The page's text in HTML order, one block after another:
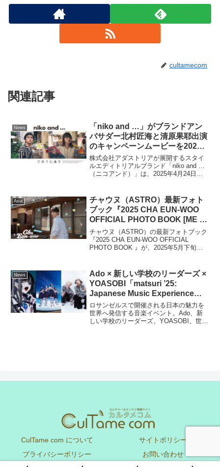
cultamecom
関連記事
News
「niko and …」がブランドアン
バサダー北村匠海と清原果耶出演
のキャンペーンムービーを2025
年4月24日（木）公開！楽曲は奥
田民生の「さすらい」をカバー。
4つの物語が織りなす「旅のリレ
株式会社アダストリアが展開するスタイ
ルエディトリアルブランド「niko and …
（ニコアンド）」は、2025年4月24日
ーを特設サイトと「niko and …」公式Y...
Asia
チャウヌ（ASTRO）最新フォト
ブック『2025 CHA EUN-WOO
OFFICIAL PHOTO BOOK [ME :
UNBOX]』発売
チャウヌ（ASTRO）の最新フォトブック
『2025 CHA EUN-WOO OFFICIAL
PHOTO BOOK 』が、2025年5月下旬に
と京都の美...
News
Ado × 新しい学校のリーダーズ ×
YOASOBI「matsuri ’25:
Japanese Music Experience
LOS ANGELES」日本国内放送
＆配信、映画館上映決定！
ロサンゼルスで開催される日本の魅力を
世界へ発信する音楽イベント。Ado、新
しい学校のリーダーズ、YOASOBI、世界
CulTame com について
サイトポリシー
プライバシーポリシー
お問い合わせ